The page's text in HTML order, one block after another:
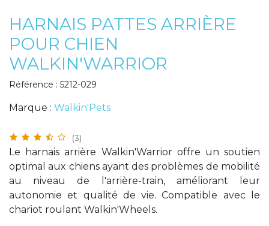
HARNAIS PATTES ARRIÈRE
POUR CHIEN
WALKIN'WARRIOR
Référence : 5212-029
Marque : Walkin'Pets
(3)
Le harnais arrière Walkin'Warrior offre un soutien
optimal aux chiens ayant des problèmes de mobilité
au niveau de l'arrière-train, améliorant leur
autonomie et qualité de vie. Compatible avec le
chariot roulant Walkin'Wheels.